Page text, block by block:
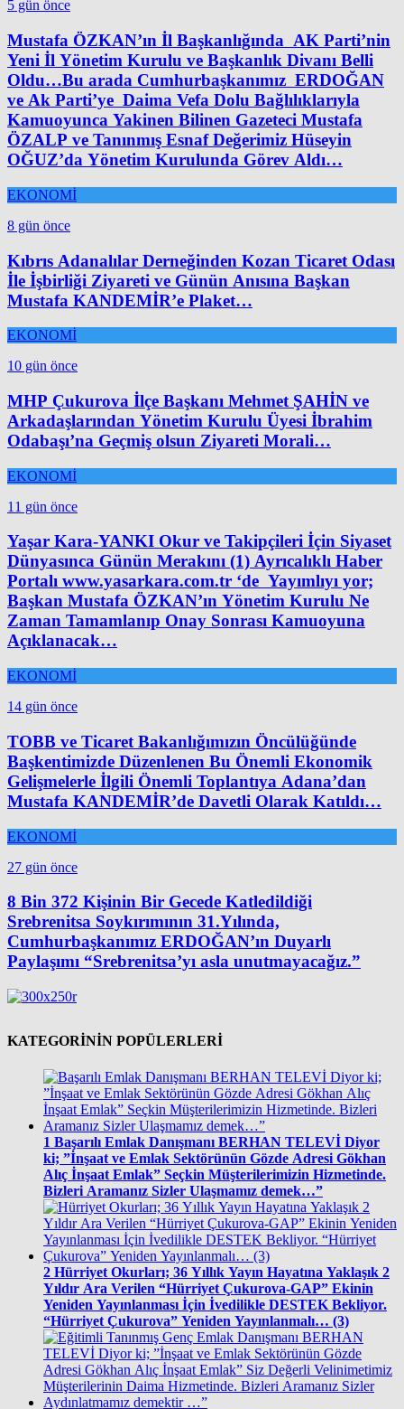
5 gün önce
Mustafa ÖZKAN’ın İl Başkanlığında AK Parti’nin
Yeni İl Yönetim Kurulu ve Başkanlık Divanı Belli
Oldu…Bu arada Cumhurbaşkanımız ERDOĞAN
ve Ak Parti’ye Daima Vefa Dolu Bağlılıklarıyla
Kamuoyunca Yakinen Bilinen Gazeteci Mustafa
ÖZALP ve Tanınmış Esnaf Değerimiz Hüseyin
OĞUZ’da Yönetim Kurulunda Görev Aldı…
EKONOMİ
8 gün önce
Kıbrıs Adanalılar Derneğinden Kozan Ticaret Odası
İle İşbirliği Ziyareti ve Günün Anısına Başkan
Mustafa KANDEMİR’e Plaket…
EKONOMİ
10 gün önce
MHP Çukurova İlçe Başkanı Mehmet ŞAHİN ve
Arkadaşlarından Yönetim Kurulu Üyesi İbrahim
Odabaşı’na Geçmiş olsun Ziyareti Morali…
EKONOMİ
11 gün önce
Yaşar Kara-YANKI Okur ve Takipçileri İçin Siyaset
Dünyasınca Günün Merakını (1) Ayrıcalıklı Haber
Portalı www.yasarkara.com.tr ‘de Yayımlıyı yor;
Başkan Mustafa ÖZKAN’ın Yönetim Kurulu Ne
Zaman Tamamlanıp Onay Sonrası Kamuoyuna
Açıklanacak…
EKONOMİ
14 gün önce
TOBB ve Ticaret Bakanlığımızın Öncülüğünde
Başkentimizde Düzenlenen Bu Önemli Ekonomik
Gelişmelerle İlgili Önemli Toplantıya Adana’dan
Mustafa KANDEMİR’de Davetli Olarak Katıldı…
EKONOMİ
27 gün önce
8 Bin 372 Kişinin Bir Gecede Katledildiği
Srebrenitsa Soykırımının 31.Yılında,
Cumhurbaşkanımız ERDOĞAN’ın Duyarlı
Paylaşımı “Srebrenitsa’yı asla unutmayacağız.”
KATEGORİNİN POPÜLERLERİ
1 Başarılı Emlak Danışmanı BERHAN TELEVİ Diyor
ki; ”İnşaat ve Emlak Sektörünün Gözde Adresi Gökhan
Alıç İnşaat Emlak” Seçkin Müşterilerimizin Hizmetinde.
Bizleri Aramanız Sizler Ulaşmamız demek…”
2 Hürriyet Okurları; 36 Yıllık Yayın Hayatına Yaklaşık 2
Yıldır Ara Verilen “Hürriyet Çukurova-GAP” Ekinin
Yeniden Yayınlanması İçin İvedilikle DESTEK Bekliyor.
“Hürriyet Çukurova” Yeniden Yayınlanmalı… (3)